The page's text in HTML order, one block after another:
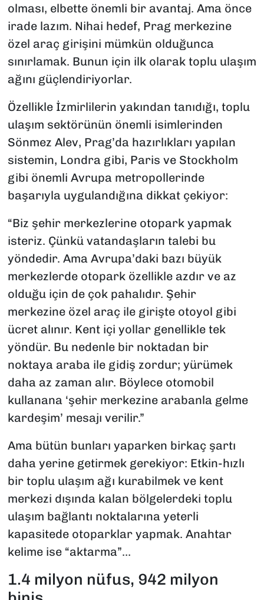
olması, elbette önemli bir avantaj. Ama önce
irade lazım. Nihai hedef, Prag merkezine
özel araç girişini mümkün olduğunca
sınırlamak. Bunun için ilk olarak toplu ulaşım
ağını güçlendiriyorlar.
Özellikle İzmirlilerin yakından tanıdığı, toplu
ulaşım sektörünün önemli isimlerinden
Sönmez Alev, Prag’da hazırlıkları yapılan
sistemin, Londra gibi, Paris ve Stockholm
gibi önemli Avrupa metropollerinde
başarıyla uygulandığına dikkat çekiyor:
“Biz şehir merkezlerine otopark yapmak
isteriz. Çünkü vatandaşların talebi bu
yöndedir. Ama Avrupa’daki bazı büyük
merkezlerde otopark özellikle azdır ve az
olduğu için de çok pahalıdır. Şehir
merkezine özel araç ile girişte otoyol gibi
ücret alınır. Kent içi yollar genellikle tek
yöndür. Bu nedenle bir noktadan bir
noktaya araba ile gidiş zordur; yürümek
daha az zaman alır. Böylece otomobil
kullanana ‘şehir merkezine arabanla gelme
kardeşim’ mesajı verilir.”
Ama bütün bunları yaparken birkaç şartı
daha yerine getirmek gerekiyor: Etkin-hızlı
bir toplu ulaşım ağı kurabilmek ve kent
merkezi dışında kalan bölgelerdeki toplu
ulaşım bağlantı noktalarına yeterli
kapasitede otoparklar yapmak. Anahtar
kelime ise “aktarma”…
1.4 milyon nüfus, 942 milyon